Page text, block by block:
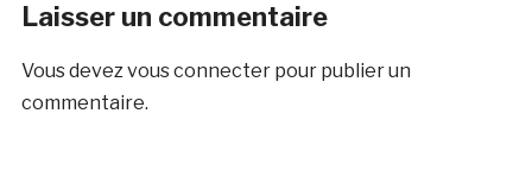
Laisser un commentaire
Vous devezvous connecterpour publier un
commentaire.